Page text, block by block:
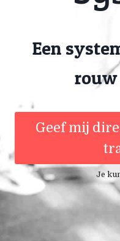
Een
rouw
Geef mij
Je